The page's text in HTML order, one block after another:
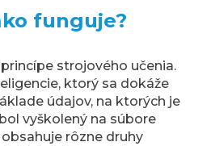
funguje?
strojového učenia.
ktorý sa dokáže
údajov, na ktorých je
vyškolený na súbore
rôzne druhy